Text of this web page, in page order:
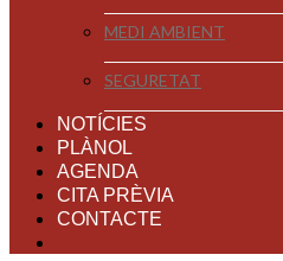
MEDI AMBIENT
SEGURETAT
NOTÍCIES
PLÀNOL
AGENDA
CITA PRÈVIA
CONTACTE